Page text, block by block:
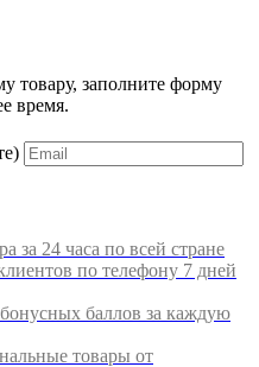
товару, заполните форму
время.
за 24 часа по всей стране
по телефону 7 дней
баллов за каждую
товары от